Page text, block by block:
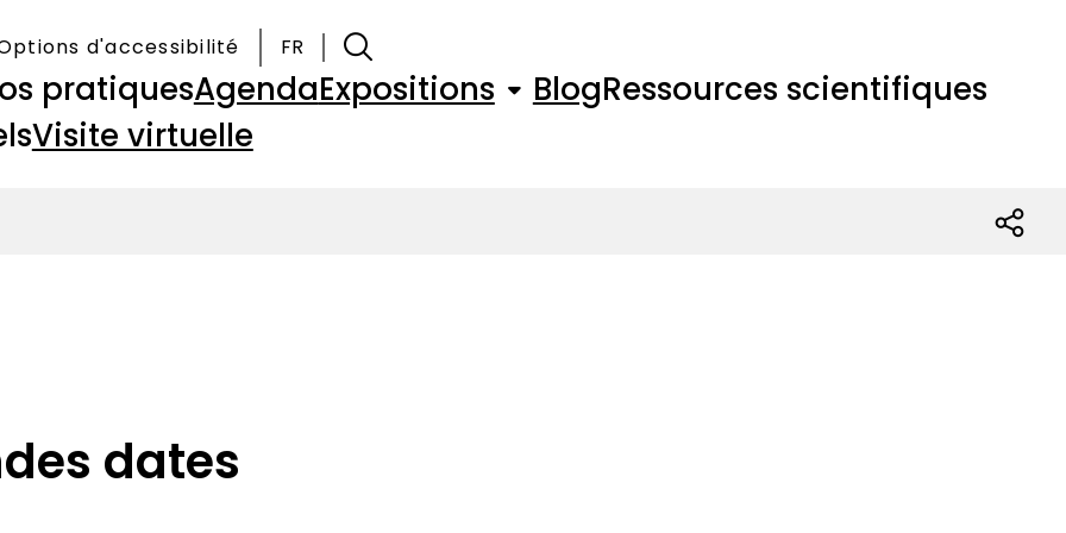
d'accessibilité
FR
pratiquesAgendaExpositions BlogRessources scientifiques
Visite virtuelle
dates